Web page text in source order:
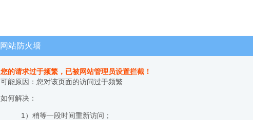
网站防火墙
您的请求过于频繁，已被网站管理员设置拦截！
可能原因：您对该页面的访问过于频繁
如何解决：
1）稍等一段时间重新访问；